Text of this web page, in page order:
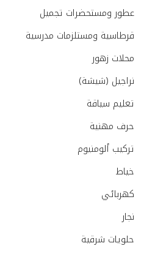
عطور ومستحضرات تجميل
قرطاسية ومستلزمات مدرسية
محلات زهور
نراجيل (شيشة)
تعليم سياقة
حرف مهنية
تركيب ألومنيوم
خياط
كهربائي
نجار
حلويات شرقية